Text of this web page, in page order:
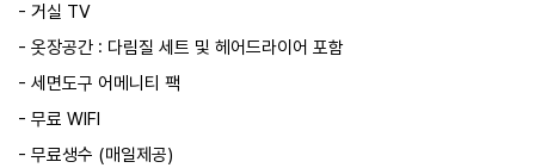
- 거실 TV
- 옷장공간 : 다림질 세트 및 헤어드라이어 포함
- 세면도구 어메니티 팩
- 무료 WIFI
- 무료생수 (매일제공)